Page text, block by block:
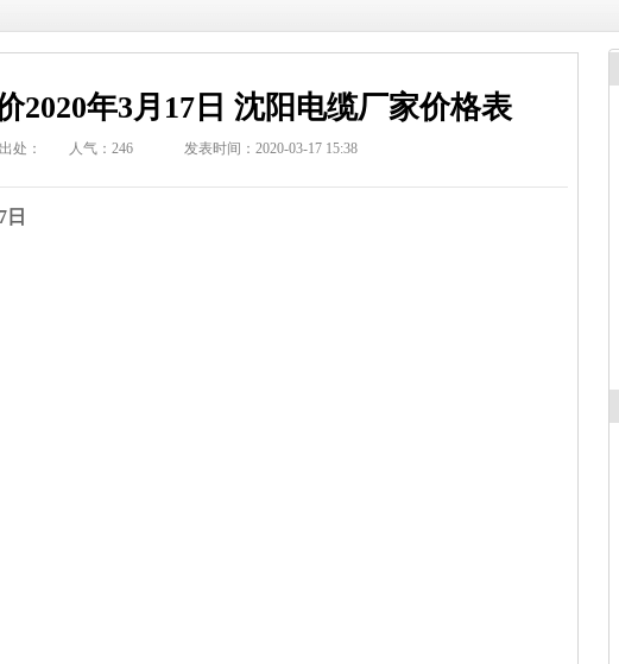
2020年3月17日 沈阳电缆厂家价格表
处： 人气： 246 发表时间：2020-03-17 15:38
日